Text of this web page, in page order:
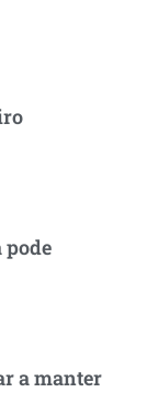
pode
a manter